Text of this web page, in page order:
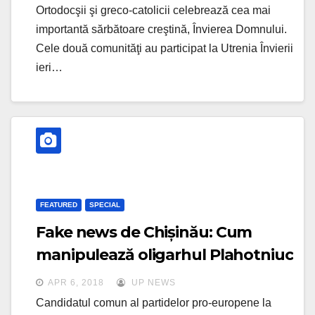
Ortodocşii şi greco-catolicii celebrează cea mai
importantă sărbătoare creştină, Învierea Domnului.
Cele două comunităţi au participat la Utrenia Învierii
ieri…
FEATURED SPECIAL
Fake news de Chișinău: Cum
manipulează oligarhul Plahotniuc
opinia publică
APR 6, 2018 UP NEWS
Candidatul comun al partidelor pro-europene la